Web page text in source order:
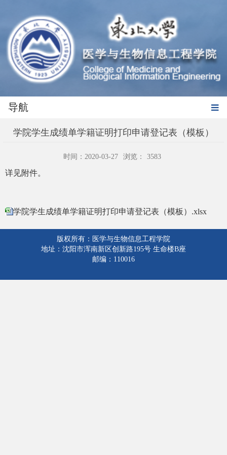
导航
学院学生成绩单学籍证明打印申请登记表（模板）
时间：2020-03-27 浏览： 3583
详见附件。
学院学生成绩单学籍证明打印申请登记表（模板）.xlsx
版权所有：医学与生物信息工程学院
地址：沈阳市浑南新区创新路195号 生命楼B座
邮编：110016